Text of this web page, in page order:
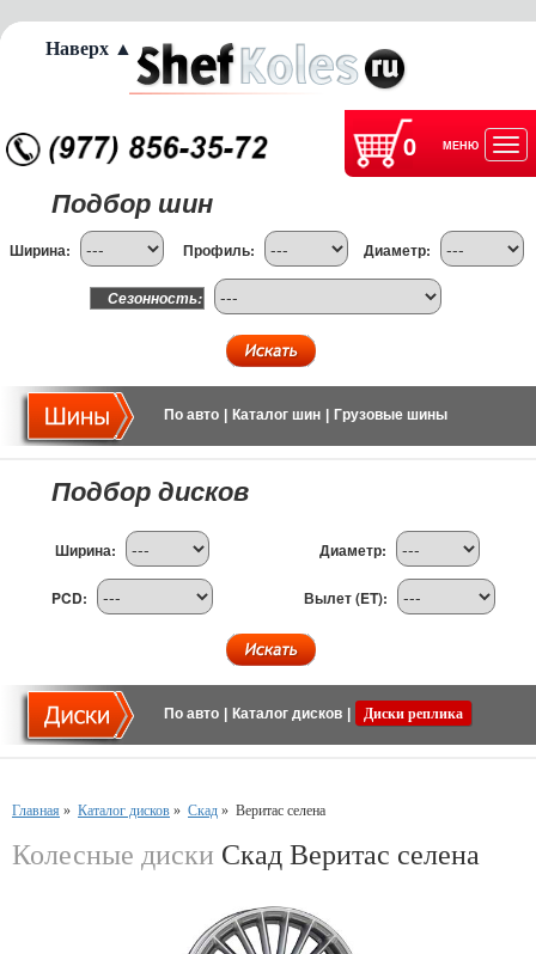
0 МЕНЮ
Подбор шин
Ширина: Профиль: Диаметр:
Сезонность:
По авто Каталог шин Грузовые шины
Подбор дисков
Ширина: Диаметр:
PCD: Вылет (ET):
По авто Каталог дисков Диски реплика
Главная » Каталог дисков » Скад » Веритас селена
Колесные диски Скад Веритас селена
Наверх ▲